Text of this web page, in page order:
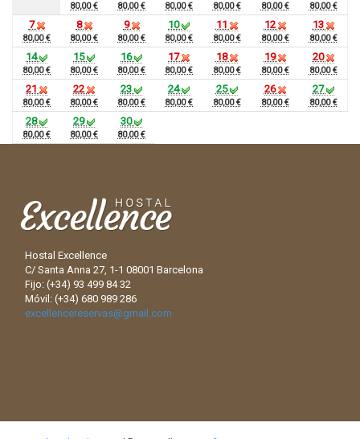
80,00 € 80,00 € 80,00 € 80,00 € 80,00 € 80,00 €
7
80,00 €
8
80,00 €
9
80,00 €
10
80,00 €
11
80,00 €
12
80,00 €
13
80,00 €
14
80,00 €
15
80,00 €
16
80,00 €
17
80,00 €
18
80,00 €
19
80,00 €
20
80,00 €
21
80,00 €
22
80,00 €
23
80,00 €
24
80,00 €
25
80,00 €
26
80,00 €
27
80,00 €
28
80,00 €
29
80,00 €
30
80,00 €
Hostal Excellence
C/ Santa Anna 27, 1-1 08001 Barcelona
Fijo: (+34) 93 499 84 32
Móvil: (+34) 680 989 286
excellencereservas@gmail.com